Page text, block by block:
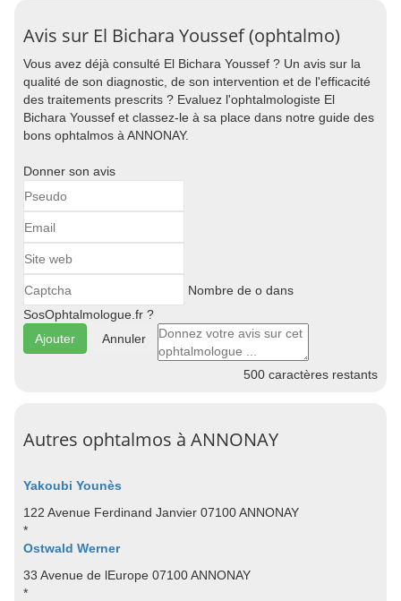
Avis sur El Bichara Youssef (ophtalmo)
Vous avez déjà consulté El Bichara Youssef ? Un avis sur la
qualité de son diagnostic, de son intervention et de l'efficacité
des traitements prescrits ? Evaluez l'ophtalmologiste El
Bichara Youssef et classez-le à sa place dans notre guide des
bons ophtalmos à ANNONAY.
Donner son avis
Nombre de o dans
SosOphtalmologue.fr ?
Annuler
500 caractères restants
Autres ophtalmos à ANNONAY
Yakoubi Younès
122 Avenue Ferdinand Janvier 07100 ANNONAY
*
Ostwald Werner
33 Avenue de lEurope 07100 ANNONAY
*